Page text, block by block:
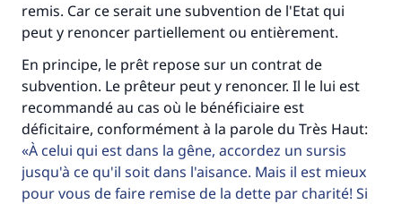
remis. Car ce serait une subvention de l'Etat qui
peut y renoncer partiellement ou entièrement.
En principe, le prêt repose sur un contrat de
subvention. Le prêteur peut y renoncer. Il le lui est
recommandé au cas où le bénéficiaire est
déficitaire, conformément à la parole du Très Haut:
À celui qui est dans la gêne, accordez un sursis
jusqu'à ce qu'il soit dans l'aisance. Mais il est mieux
pour vous de faire remise de la dette par charité! Si